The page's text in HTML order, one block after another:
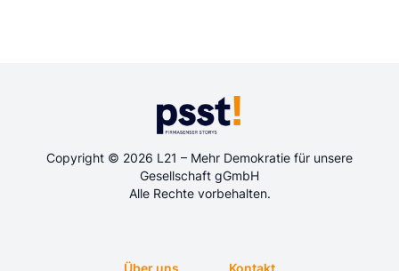
Copyright © 2026 L21 – Mehr Demokratie für unsere
Gesellschaft gGmbH
Alle Rechte vorbehalten.
Über uns Kontakt